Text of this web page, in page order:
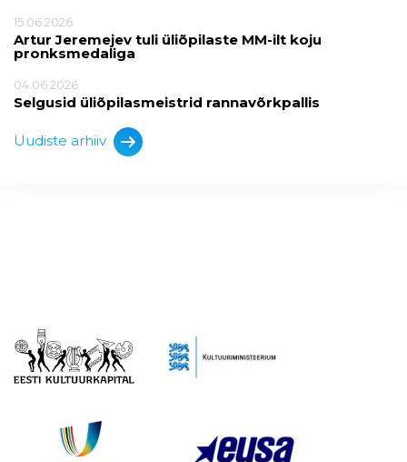
15.06.2026
Artur Jeremejev tuli üliõpilaste MM-ilt koju
pronksmedaliga
04.06.2026
Selgusid üliõpilasmeistrid rannavõrkpallis
Uudiste arhiiv